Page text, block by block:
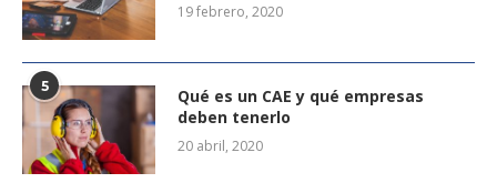
19 febrero, 2020
5
Qué es un CAE y qué empresas
deben tenerlo
20 abril, 2020